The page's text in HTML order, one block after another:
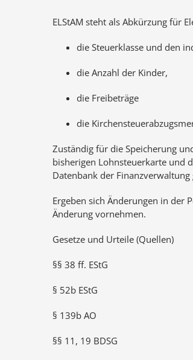
ELStAM steht als Abkürzung für
die Steuerklasse und den
die Anzahl der Kinder,
die Freibeträge
die
Zuständig für die Speicherung
bisherigen Lohnsteuerkarte und
Datenbank der
Ergeben sich Änderungen in der
Änderung vornehmen.
Gesetze und Urteile (Quellen)
§§ 38 ff. EStG
§ 52b EStG
§ 139b AO
§§ 11, 19 BDSG